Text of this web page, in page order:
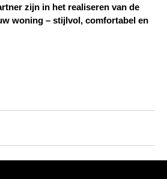
zijn in het realiseren van de
woning – stijlvol, comfortabel en